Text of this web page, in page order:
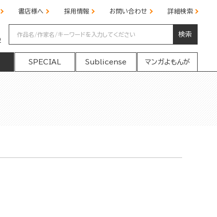
書店様へ 採用情報 お問い合わせ 詳細検索
検索
SPECIAL Sublicense マンガよもんが